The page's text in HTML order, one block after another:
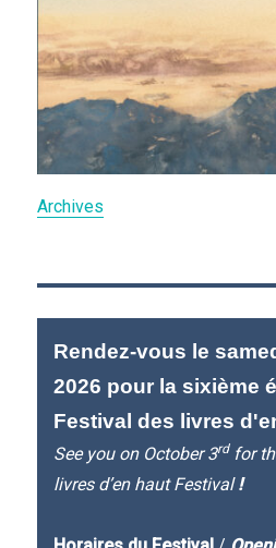
Archives
Rendez-vous le
2026 pour la sixième
Festival des livres
See you on October 3rdfor
livres d’en haut Festival!